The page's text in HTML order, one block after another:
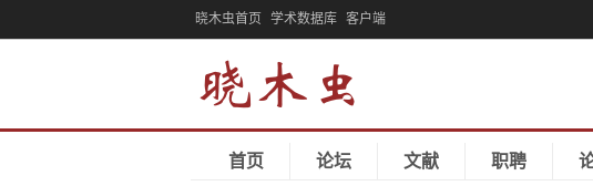
晓木虫首页 学术数据库 客户端
首页 论坛 文献 职聘